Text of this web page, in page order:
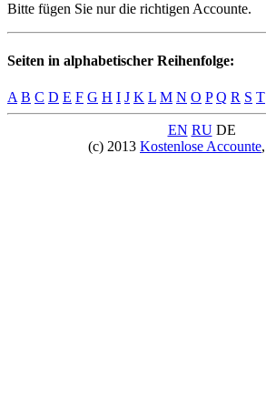
Bitte fügen Sie nur die richtigen Accounte.
Seiten in alphabetischer Reihenfolge:
A B C D E F G H I J K L M N O P Q R S T
EN RUDE
(c) 2013 Kostenlose Accounte,